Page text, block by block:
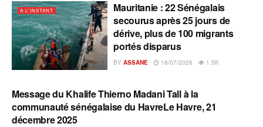
A L'INSTANT
Mauritanie : 22 Sénégalais
secourus après 25 jours de
dérive, plus de 100 migrants
portés disparus
BY ASSANE 18/07/2026 1.5K
A L'INSTANT
Message du Khalife Thierno Madani Tall à la
communauté sénégalaise du HavreLe Havre, 21
décembre 2025